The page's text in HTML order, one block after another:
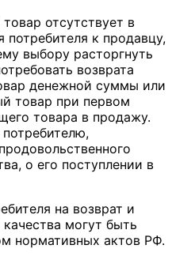
отсутствует в
к продавцу,
выбору расторгнуть
возврата
денежной суммы или
товар при первом
товара в продажу.
о его поступлении в
на возврат и
могут быть
нормативных актов РФ.